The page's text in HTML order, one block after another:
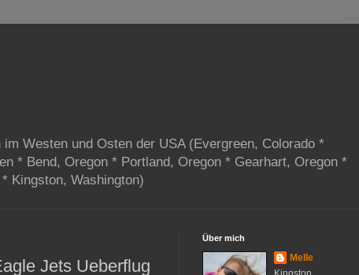
Westen und Osten der USA (Evergreen, Colorado *
* Bend, Oregon * Portland, Oregon * Gearhart, Oregon *
Kingston, Washington)
Jets Ueberflug
Über mich
Melle